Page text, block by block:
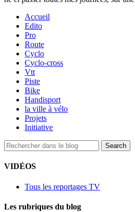
Accueil
Edito
Pro
Route
Cyclo
Cyclo-cross
Vtt
Piste
Bike
Handisport
la ville à vélo
Projets
Initiative
VIDÉOS
Tous les reportages TV
Les rubriques du blog